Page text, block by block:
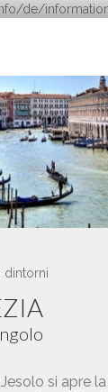
de/
dintorni
si apre